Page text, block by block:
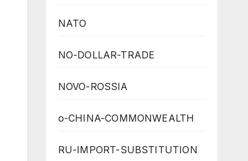
NATO
NO-DOLLAR-TRADE
NOVO-ROSSIA
o-CHINA-COMMONWEALTH
RU-IMPORT-SUBSTITUTION